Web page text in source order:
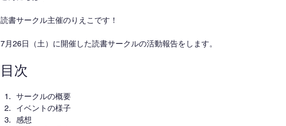
読書サークル主催のりえこです！
7月26日（土）に開催した読書サークルの活動報告をします。
目次
サークルの概要
イベントの様子
感想